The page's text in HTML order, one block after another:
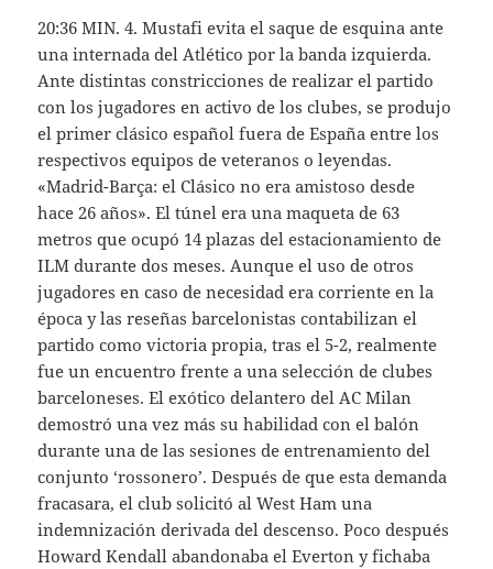
20:36 MIN. 4. Mustafi evita el saque de esquina ante
una internada del Atlético por la banda izquierda.
Ante distintas constricciones de realizar el partido
con los jugadores en activo de los clubes, se produjo
el primer clásico español fuera de España entre los
respectivos equipos de veteranos o leyendas.
«Madrid-Barça: el Clásico no era amistoso desde
hace 26 años». El túnel era una maqueta de 63
metros que ocupó 14 plazas del estacionamiento de
ILM durante dos meses. Aunque el uso de otros
jugadores en caso de necesidad era corriente en la
época y las reseñas barcelonistas contabilizan el
partido como victoria propia, tras el 5-2, realmente
fue un encuentro frente a una selección de clubes
barceloneses. El exótico delantero del AC Milan
demostró una vez más su habilidad con el balón
durante una de las sesiones de entrenamiento del
conjunto ‘rossonero’. Después de que esta demanda
fracasara, el club solicitó al West Ham una
indemnización derivada del descenso. Poco después
Howard Kendall abandonaba el Everton y fichaba